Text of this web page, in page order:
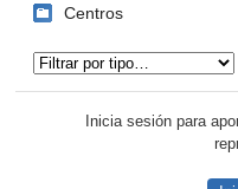
Centros
Inicia sesión para